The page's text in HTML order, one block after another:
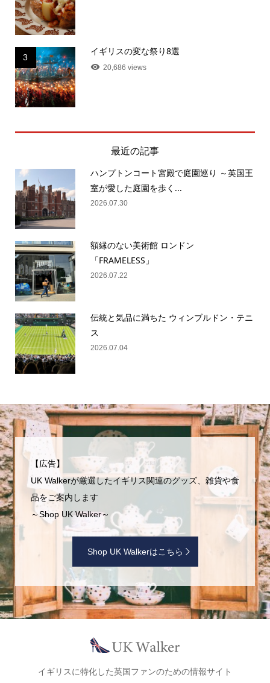
3
イギリスの変な祭り8選
20,686 views
最近の記事
ハンプトンコート宮殿で庭園巡り ～英国王
室が愛した庭園を歩く...
2026.07.30
額縁のない美術館 ロンドン
「FRAMELESS」
2026.07.22
伝統と気品に満ちた ウィンブルドン・テニ
ス
2026.07.04
【広告】
UK Walkerが厳選したイギリス関連のグッズ、雑貨や食
品をご案内します
～Shop UK Walker～
Shop UK Walkerはこちら
イギリスに特化した英国ファンのための情報サイト